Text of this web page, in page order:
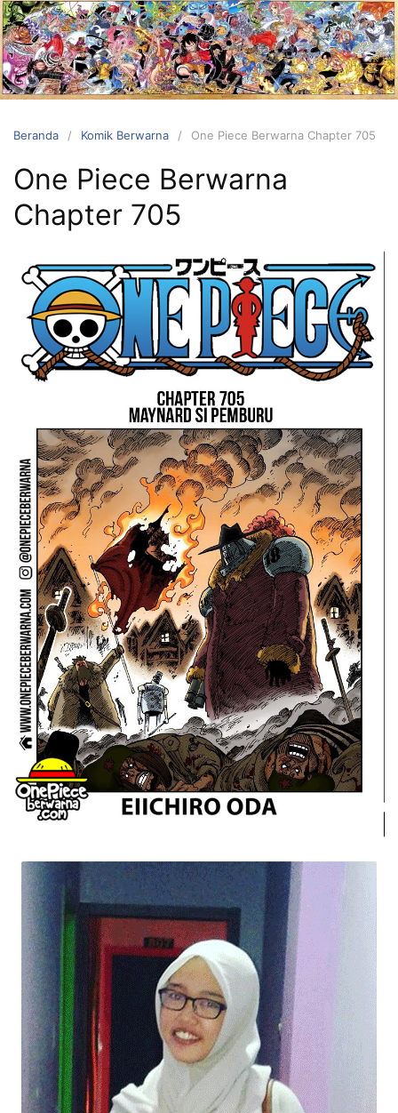
Langsung
ke
konten
Beranda Komik Berwarna One Piece Berwarna Chapter 705
One Piece Berwarna
Chapter 705